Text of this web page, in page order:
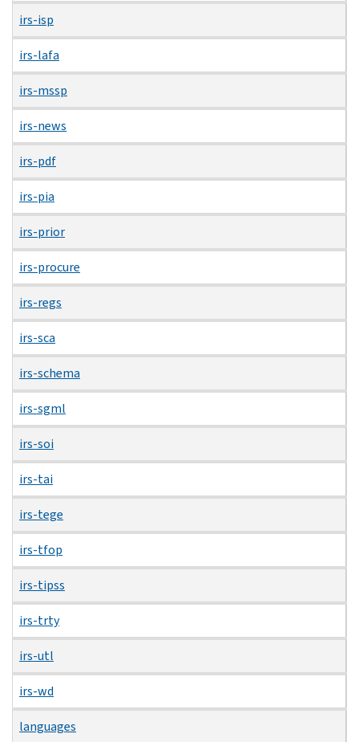
irs-isp
irs-lafa
irs-mssp
irs-news
irs-pdf
irs-pia
irs-prior
irs-procure
irs-regs
irs-sca
irs-schema
irs-sgml
irs-soi
irs-tai
irs-tege
irs-tfop
irs-tipss
irs-trty
irs-utl
irs-wd
languages